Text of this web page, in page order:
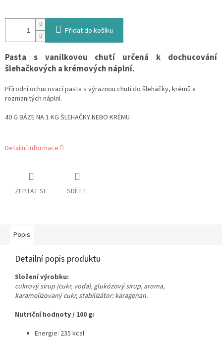
Přidat do košíku
Pasta s vanilkovou chutí určená k dochucování
šlehačkových a krémových náplní.
Přírodní ochucovací pasta s výraznou chutí do šlehačky, krémů a
rozmanitých náplní.
40 G BÁZE NA 1 KG ŠLEHAČKY NEBO KRÉMU
Detailní informace
ZEPTAT SE SDÍLET
Popis
Detailní popis produktu
Složení výrobku:
cukrový sirup (cukr, voda), glukózový sirup, aroma,
karamelizovaný cukr, stabilizátor: karagenan.
Nutriční hodnoty / 100 g:
Energie: 235 kcal